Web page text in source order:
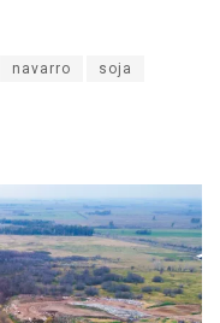
navarro soja